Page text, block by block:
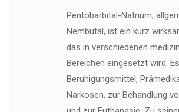
Pentobarbital-Natrium,
Nembutal, ist ein kurz
das in verschiedenen
Bereichen eingesetzt wird.
Beruhigungsmittel,
Narkosen, zur Behandlung